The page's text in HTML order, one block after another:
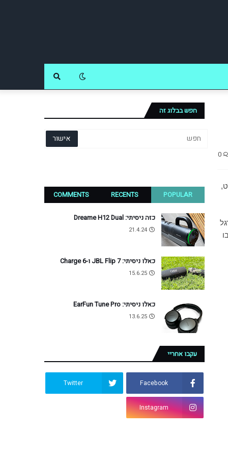
0
חפש בבלוג זה
POPULAR
RECENTS
COMMENTS
כזה ניסיתי: Dreame H12 Dual
21.4.24
כאלו ניסיתי: JBL Flip 7 ו-Charge 6
15.6.25
כאלו ניסיתי: EarFun Tune Pro
13.6.25
עקבו אחריי
Facebook
Twitter
Instagram